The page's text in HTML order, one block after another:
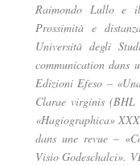
Raimondo Lullo e
Prossimità e
Università degli
communication dans
Edizioni Efeso –
Clarae virginis (BHL
«Hagiographica»
dans une revue –
Visio Godeschalci».